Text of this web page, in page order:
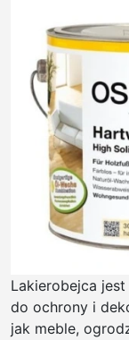
Lakierobejca
do ochrony i
jak meble,